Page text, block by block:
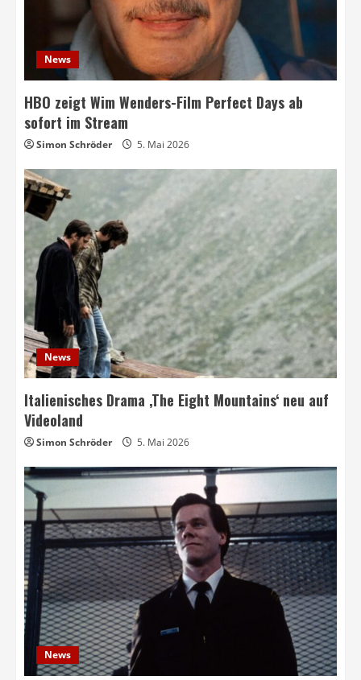
News
HBO zeigt Wim Wenders-Film Perfect Days ab
sofort im Stream
Simon Schröder 5. Mai 2026
News
Italienisches Drama ‚The Eight Mountains‘ neu auf
Videoland
Simon Schröder 5. Mai 2026
News